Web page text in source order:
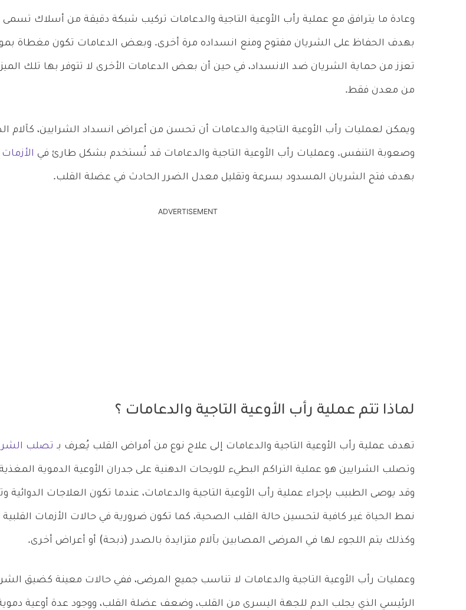
وعادة ما يترافق مع عملية رأب الأوعية التاجية والدعامات تركيب شبكة دقيقة من أسلاك تسمى
بهدف الحفاظ على الشريان مفتوح ومنع انسداده مرة أخرى. وبعض الدعامات تكون مغطاة
تعزز من حماية الشريان ضد الانسداد، في حين أن بعض الدعامات الأخرى لا تتوفر بها تلك
من معدن فقط.
ويمكن لعمليات رأب الأوعية التاجية والدعامات أن تحسن من أعراض انسداد الشرايين، كآلام
وصعوبة التنفس. وعمليات رأب الأوعية التاجية والدعامات قد تُستخدم بشكل طارئ في الأزمات
بهدف فتح الشريان المسدود بسرعة وتقليل معدل الضرر الحادث في عضلة القلب.
ADVERTISEMENT
لماذا تتم عملية رأب الأوعية التاجية والدعامات ؟
تهدف عملية رأب الأوعية التاجية والدعامات إلى علاج نوع من أمراض القلب يُعرف بـ تصلب
وتصلب الشرايين هو عملية التراكم البطيء للويحات الدهنية على جدران الأوعية الدموية
وقد يوصى الطبيب بإجراء عملية رأب الأوعية التاجية والدعامات، عندما تكون العلاجات الدوائية
نمط الحياة غير كافية لتحسين حالة القلب الصحية، كما تكون ضرورية في حالات الأزمات القلبية
وكذلك يتم اللجوء لها في المرضى المصابين بآلام متزايدة بالصدر (ذبحة) أو أعراض أخرى.
وعمليات رأب الأوعية التاجية والدعامات لا تناسب جميع المرضى، ففي حالات معينة كضيق
الرئيسي الذي يجلب الدم للجهة اليسرى من القلب، وضعف عضلة القلب، ووجود عدة أوعية